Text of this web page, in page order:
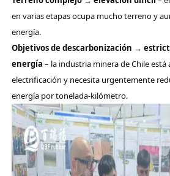
en varias etapas ocupa mucho terreno y
energía.
Objetivos de descarbonización →
energía – la industria minera de Chile está
electrificación y necesita urgentemente
energía por tonelada-kilómetro.